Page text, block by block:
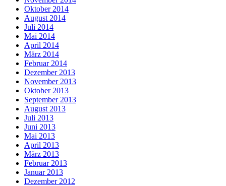
Oktober 2014
August 2014
Juli 2014
Mai 2014
April 2014
März 2014
Februar 2014
Dezember 2013
November 2013
Oktober 2013
September 2013
August 2013
Juli 2013
Juni 2013
Mai 2013
April 2013
März 2013
Februar 2013
Januar 2013
Dezember 2012